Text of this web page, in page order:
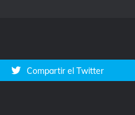
Compartir el Twitter